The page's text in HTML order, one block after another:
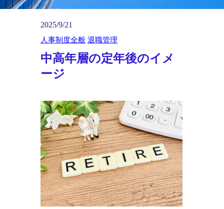
2025/9/21
人事制度全般 退職管理
中高年層の定年後のイメ
ージ